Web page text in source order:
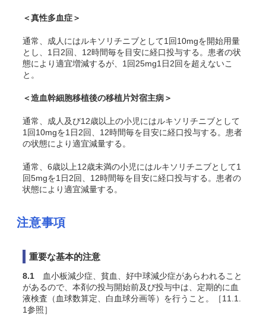
＜真性多血症＞
通常、成人にはルキソリチニブとして1回10mgを開始用量
とし、1日2回、12時間毎を目安に経口投与する。患者の状
態により適宜増減するが、1回25mg1日2回を超えないこ
と。
＜造血幹細胞移植後の移植片対宿主病＞
通常、成人及び12歳以上の小児にはルキソリチニブとして
1回10mgを1日2回、12時間毎を目安に経口投与する。患者
の状態により適宜減量する。
通常、6歳以上12歳未満の小児にはルキソリチニブとして1
回5mgを1日2回、12時間毎を目安に経口投与する。患者の
状態により適宜減量する。
注意事項
重要な基本的注意
8.1 血小板減少症、貧血、好中球減少症があらわれること
があるので、本剤の投与開始前及び投与中は、定期的に血
液検査（血球数算定、白血球分画等）を行うこと。［11.1.
1参照］